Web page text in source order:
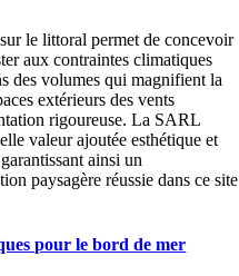
le littoral permet de concevoir
aux contraintes climatiques
des volumes qui magnifient la
extérieurs des vents
rigoureuse. La SARL
valeur ajoutée esthétique et
ainsi un
paysagère réussie dans ce site
pour le bord de mer